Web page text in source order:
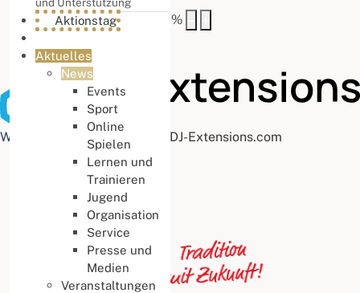
Buchstabenabstand
%
Web Accessibility plugin by DJ-Extensions.com
Aktionstag
Aktuelles
News
Events
Sport
Online
Spielen
Lernen und
Trainieren
Jugend
Organisation
Service
Presse und
Medien
Veranstaltungen